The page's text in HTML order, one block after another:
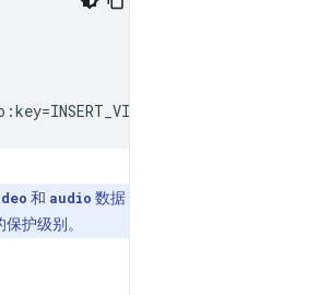
=INSERT_VIDEO_KEY_HERE:key_id
和 audio 数据
护级别。